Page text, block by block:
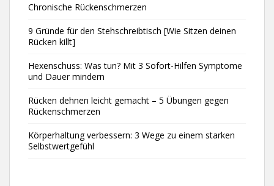
Chronische Rückenschmerzen
9 Gründe für den Stehschreibtisch [Wie Sitzen deinen
Rücken killt]
Hexenschuss: Was tun? Mit 3 Sofort-Hilfen Symptome
und Dauer mindern
Rücken dehnen leicht gemacht – 5 Übungen gegen
Rückenschmerzen
Körperhaltung verbessern: 3 Wege zu einem starken
Selbstwertgefühl